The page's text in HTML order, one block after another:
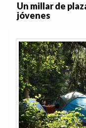
Un millar de
jóvenes